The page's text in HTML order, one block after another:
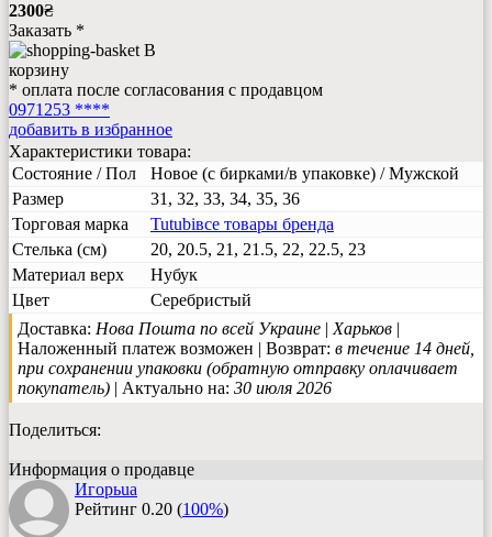
2300₴
Заказать *
В
корзину
* оплата после согласования с продавцом
0971253 ****
добавить в избранное
Характеристики товара:
Состояние / Пол
Новое (с бирками/в упаковке) / Мужской
Размер
31, 32, 33, 34, 35, 36
Торговая марка
Tutubiвсе товары бренда
Стелька (см)
20, 20.5, 21, 21.5, 22, 22.5, 23
Материал верх
Нубук
Цвет
Серебристый
Доставка: Нова Пошта по всей Украине| Харьков|
Наложенный платеж возможен | Возврат: в течение 14 дней,
при сохранении упаковки (обратную отправку оплачивает
покупатель)| Актуально на: 30 июля 2026
Поделиться:
Информация о продавце
Игорьua
Рейтинг 0.20 (100%)